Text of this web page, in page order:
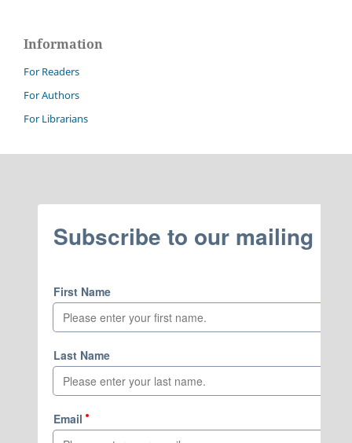
Information
For Readers
For Authors
For Librarians